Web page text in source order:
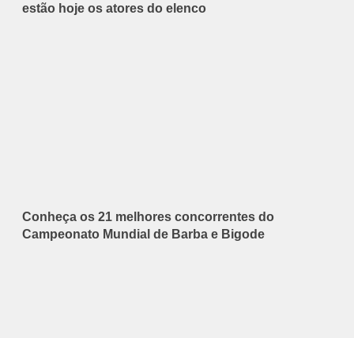
estão hoje os atores do elenco
Conheça os 21 melhores concorrentes do
Campeonato Mundial de Barba e Bigode